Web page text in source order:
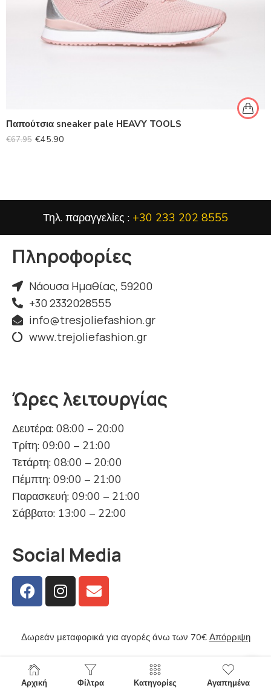
Παπούτσια sneaker pale HEAVY TOOLS
€67.95 €45.90
Τηλ. παραγγελίες : +30 233 202 8555
Πληροφορίες
Νάουσα Ημαθίας, 59200
+30 2332028555
info@tresjoliefashion.gr
www.trejoliefashion.gr
Ώρες λειτουργίας
Δευτέρα: 08:00 – 20:00
Τρίτη: 09:00 – 21:00
Τετάρτη: 08:00 – 20:00
Πέμπτη: 09:00 – 21:00
Παρασκευή: 09:00 – 21:00
Σάββατο: 13:00 – 22:00
Social Media
Αρχική Φίλτρα Κατηγορίες Αγαπημένα
Δωρεάν μεταφορικά για αγορές άνω των 70€ Απόρριψη